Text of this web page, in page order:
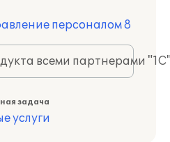
персоналом 8
всеми партнерами
задача
услуги